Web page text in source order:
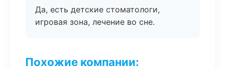
Да, есть детские стоматологи,
игровая зона, лечение во сне.
Похожие компании: